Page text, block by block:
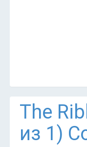
The
из 1)